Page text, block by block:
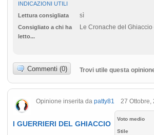
INDICAZIONI UTILI
Lettura consigliata
sì
Consigliato a chi ha
letto...
Le Cronache del Ghiaccio
Commenti (0) Trovi utile questa
Opinione inserita da patty81 27 Ottobre,
Voto medio
Stile
I GUERRIERI DEL GHIACCIO